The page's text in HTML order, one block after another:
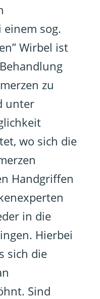
sog.
Wirbel ist
zu
unter
wo sich die
Handgriffen
in die
Hierbei
sich die
Sind